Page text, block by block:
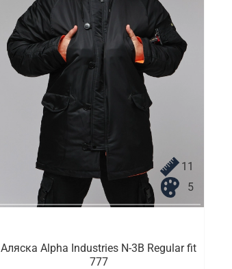
11
5
Аляска Alpha Industries N-3B Regular fit
777